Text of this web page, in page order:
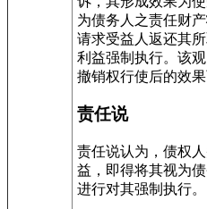
为债务人之责任财
请求受益人返还其
利益强制执行。该
撤销权行使后的效
责任说
责任说认为，债权
益，即得将其视为
进行对其强制执行。